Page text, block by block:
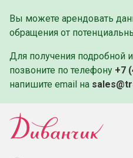
Вы можете арендовать
обращения от
Для получения подробной
позвоните по телефону +7
напишите email на